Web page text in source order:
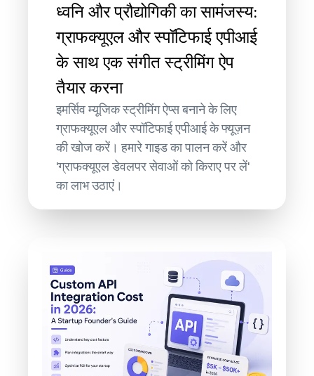
ध्वनि और प्रौद्योगिकी का सामंजस्य:
ग्राफक्यूएल और स्पॉटिफाई एपीआई
के साथ एक संगीत स्ट्रीमिंग ऐप
तैयार करना
इमर्सिव म्यूजिक स्ट्रीमिंग ऐप्स बनाने के लिए
ग्राफक्यूएल और स्पॉटिफाई एपीआई के फ्यूज़न
की खोज करें। हमारे गाइड का पालन करें और
'ग्राफक्यूएल डेवलपर सेवाओं को किराए पर लें'
का लाभ उठाएं।